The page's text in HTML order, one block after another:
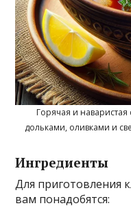
Горячая и
дольками, оливками и
Ингредиенты
Для приготовления
вам понадобятся: